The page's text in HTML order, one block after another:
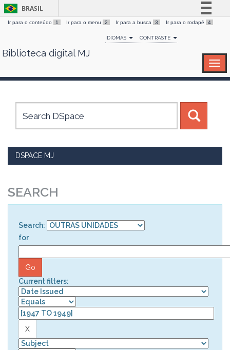
Skip
BRASIL
Simplifique!
Comunica BR
Canais
Ir para o conteúdo 1 Ir para o menu 2 Ir para a busca 3 Ir para o rodapé 4
IDIOMAS CONTRASTE
Biblioteca digital MJ
DSPACE MJ
SEARCH
Search:
for
Current filters: